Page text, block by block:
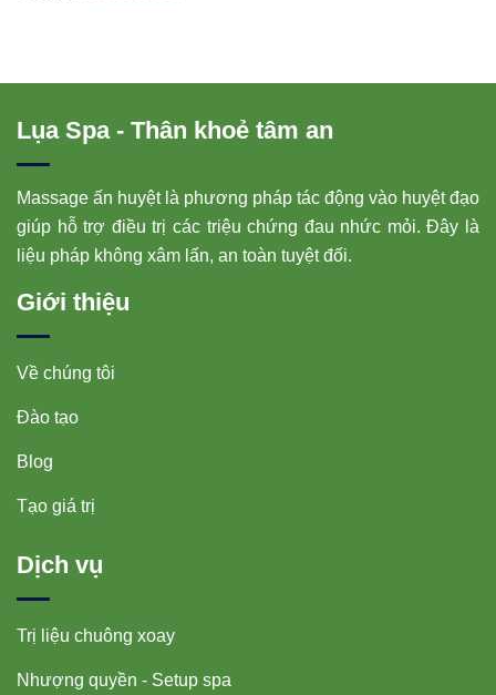
Lụa Spa - Thân khoẻ tâm an
Massage ấn huyệt là phương pháp tác động vào huyệt đạo
giúp hỗ trợ điều trị các triệu chứng đau nhức mỏi. Đây là
liệu pháp không xâm lấn, an toàn tuyệt đối.
Giới thiệu
Về chúng tôi
Đào tạo
Blog
Tạo giá trị
Dịch vụ
Trị liệu chuông xoay
Nhượng quyền - Setup spa